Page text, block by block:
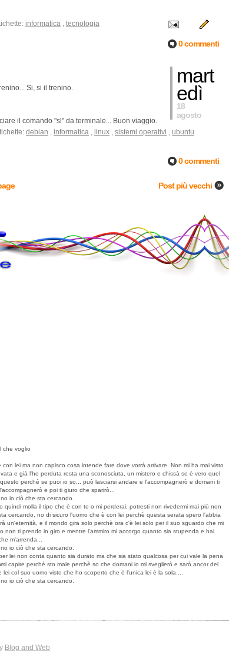
informatica , tecnologia
0 commenti
mart
edì
18
agosto
Si, si il trenino.
il comando "sl" da terminale... Buon viaggio.
debian , informatica , linux , sistemi operativi , ubuntu
0 commenti
Post più vecchi
che voglio
lei ma non capisco cosa intende fare dove vorrà arrivare. Non mi ha mai visto
e già l'ho perduta resta una sconosciuta, un mistero e chissà se è vero quel
perchè se puoi io so... può lasciarsi andare e l'accompagnerò e domani ti
e poi ti giuro che sparirò...
io ciò che sta cercando.
molla il tipo che è con te o mi perderai, potresti non rivedermi mai più non
cercando, no di sicuro l'uomo che è con lei perchè questa serata spero l'abbia
un'eternità, e il mondo gira solo perchè ora c'è lei solo per il suo sguardo che mi
ti prendo in giro e mentre l'ammiro mi accorgo quanto sia stupenda e hai
m'arrenda...
io ciò che sta cercando.
lei non conta quanto sia durato ma che sia stato qualcosa per cui vale la pena
capire perchè sto male perchè so che domani io mi sveglierò e sarò ancor del
col suo uomo visto che ho scoperto che è l'unica lei è la sola....
io ciò che sta cercando.
Blog and Web